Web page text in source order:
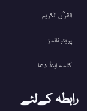
القرآن الکریم
پریئر ٹائمز
کلمہ اینڈ دعا
رابطہ کےلئے